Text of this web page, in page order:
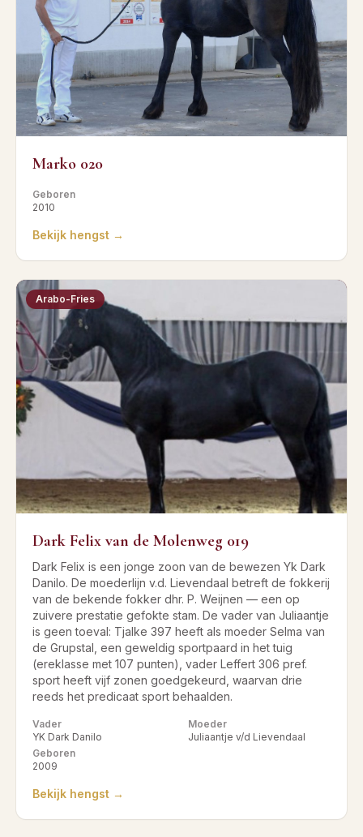
Marko 020
Geboren
2010
Bekijk hengst →
Arabo-Fries
Dark Felix van de Molenweg 019
Dark Felix is een jonge zoon van de bewezen Yk Dark
Danilo. De moederlijn v.d. Lievendaal betreft de fokkerij
van de bekende fokker dhr. P. Weijnen — een op
zuivere prestatie gefokte stam. De vader van Juliaantje
is geen toeval: Tjalke 397 heeft als moeder Selma van
de Grupstal, een geweldig sportpaard in het tuig
(ereklasse met 107 punten), vader Leffert 306 pref.
sport heeft vijf zonen goedgekeurd, waarvan drie
reeds het predicaat sport behaalden.
Vader
YK Dark Danilo
Moeder
Juliaantje v/d Lievendaal
Geboren
2009
Bekijk hengst →